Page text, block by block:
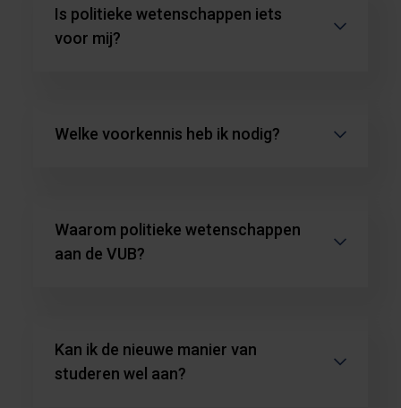
Is politieke wetenschappen iets
voor mij?
Welke voorkennis heb ik nodig?
Waarom politieke wetenschappen
aan de VUB?
Kan ik de nieuwe manier van
studeren wel aan?